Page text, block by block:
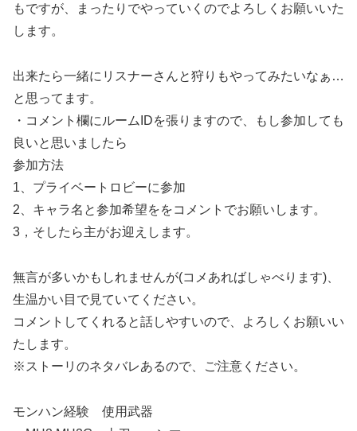
もですが、まったりでやっていくのでよろしくお願いいた
します。
出来たら一緒にリスナーさんと狩りもやってみたいなぁ…
と思ってます。
・コメント欄にルームIDを張りますので、もし参加しても
良いと思いましたら
参加方法
1、プライベートロビーに参加
2、キャラ名と参加希望ををコメントでお願いします。
3，そしたら主がお迎えします。
無言が多いかもしれませんが(コメあればしゃべります)、
生温かい目で見ていてください。
コメントしてくれると話しやすいので、よろしくお願いい
たします。
※ストーリのネタバレあるので、ご注意ください。
モンハン経験 使用武器